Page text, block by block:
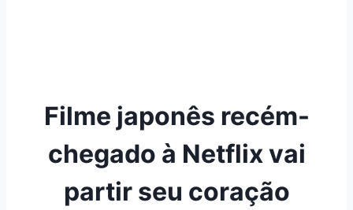
Filme japonês recém-
chegado à Netflix vai
partir seu coração